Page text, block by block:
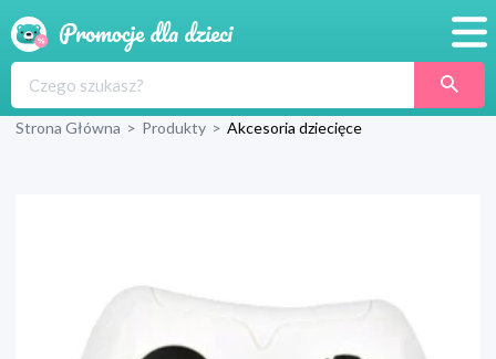
Produkty
Strona Główna > Produkty > Akcesoria dziecięce